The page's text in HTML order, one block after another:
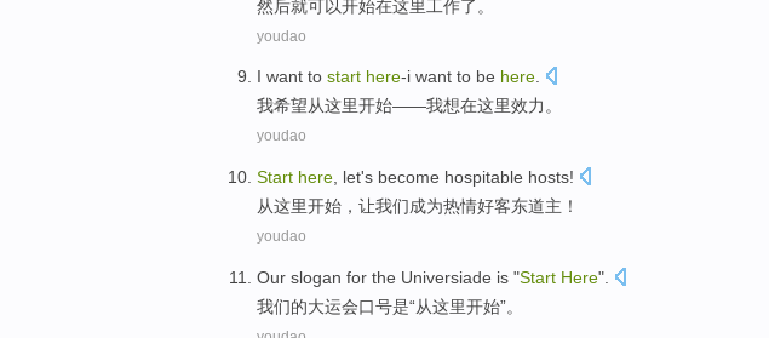
然后就可以开始在这里工作了 。
youdao
I want to start here-i want to be here.
我希望从这里开始——我想在这里效力。
youdao
Start here let's become hospitable hosts!
从这里开始， 让我们成为热情好客东道主！
youdao
Our slogan for the Universiade is "Start Here".
我们的大运会口号是“从这里开始”。